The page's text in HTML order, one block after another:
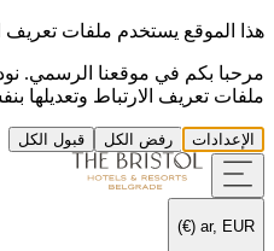
هذا الموقع يستخدم ملفات تعريف
مرحبا بكم في موقعنا الرسمي.
ملفات تعريف الارتباط
الإعدادات رفض الكل قبول الكل
ar, EUR (€)